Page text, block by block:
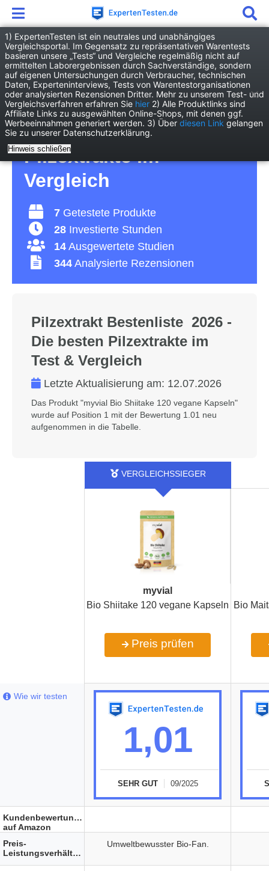
Drogerie
Nahrungsergänzung
Pilzextrakt
Pilzextrakt Test 2026 •
Die 7 besten
Pilzextrakte im
Vergleich
7 Getestete Produkte
28 Investierte Stunden
14 Ausgewertete Studien
344 Analysierte Rezensionen
Pilzextrakt Bestenliste 2026 -
Die besten Pilzextrakte im
Test & Vergleich
Letzte Aktualisierung am: 12.07.2026
Das Produkt "myvial Bio Shiitake 120 vegane Kapseln"
wurde auf Position 1 mit der Bewertung 1.01 neu
aufgenommen in die Tabelle.
myvial
Bio Shiitake 120 vegane Kapseln
Bio
Preis prüfen
1,01
SEHR GUT 09/2025
Umweltbewusster Bio-Fan.
Wie wir testen
Kundenbewertungen
auf Amazon
Preis-
Leistungsverhältnis
1) ExpertenTesten ist ein neutrales und unabhängiges
Vergleichsportal. Im Gegensatz zu repräsentativen Warentests
basieren unsere „Tests“ und Vergleiche regelmäßig nicht auf
ermittelten Laborergebnissen durch Sachverständige, sondern
auf eigenen Untersuchungen durch Verbraucher, technischen
Daten, Experteninterviews, Tests von Warentestorganisationen
oder analysierten Rezensionen Dritter. Mehr zu unserem Test- und
Vergleichsverfahren erfahren Sie hier 2) Alle Produktlinks sind
Affiliate Links zu ausgewählten Online-Shops, mit denen ggf.
Werbeeinnahmen generiert werden. 3) Über diesen Link gelangen
Sie zu unserer Datenschutzerklärung.
Hinweis schließen